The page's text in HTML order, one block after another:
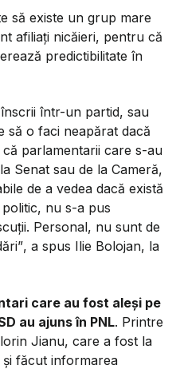
să existe un grup mare
afiliați nicăieri, pentru că
predictibilitate în
într-un partid, sau
să o faci neapărat dacă
parlamentarii care s-au
Senat sau de la Cameră,
de a vedea dacă există
nu s-a pus
Personal, nu sunt de
, a spus Ilie Bolojan, la
care au fost aleși pe
au ajuns în PNL. Printre
Jianu, care a fost la
făcut informarea